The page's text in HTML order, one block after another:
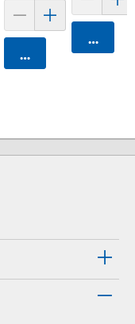
카트에 담기
카트에